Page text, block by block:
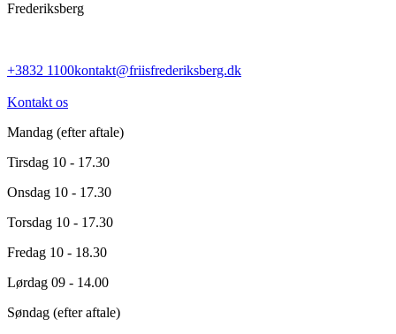
Frederiksberg
+3832 1100kontakt@friisfrederiksberg.dk
Kontakt os
Mandag (efter aftale)
Tirsdag 10 - 17.30
Onsdag 10 - 17.30
Torsdag 10 - 17.30
Fredag 10 - 18.30
Lørdag 09 - 14.00
Søndag (efter aftale)